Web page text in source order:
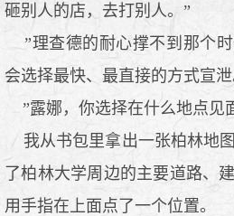
砸别人的店，去打别人。”
”理查德的耐心撑不到那个
会选择最快、最直接的方式宣
”露娜，你选择在什么地点见
我从书包里拿出一张柏林地
了柏林大学周边的主要道路、
用手指在上面点了一个位置。